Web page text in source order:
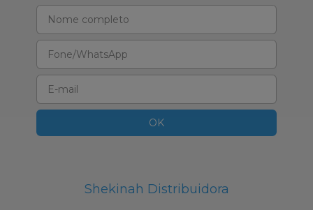
Shekinah Distribuidora